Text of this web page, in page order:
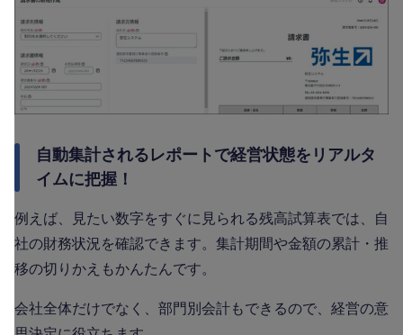
自動集計されるレポートで経営状態をリアルタ
イムに把握！
例えば、見たい数字をすぐに見られる残高試算表では、自
社の財務状況を確認できます。集計期間や金額の累計・推
移の切りかえもかんたんです。
会社全体だけでなく、部門別会計もできるので、経営の意